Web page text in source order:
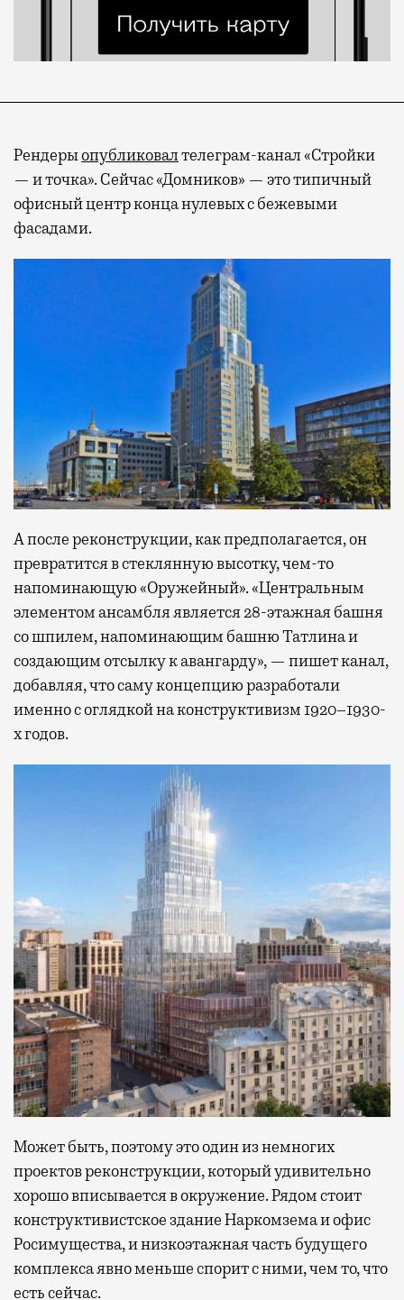
Рендерыопубликовалтелеграм-канал «Стройки
— и точка». Сейчас «Домников» — это типичный
офисный центр конца нулевых с бежевыми
фасадами.
А после реконструкции, как предполагается, он
превратится в стеклянную высотку, чем-то
напоминающую «Оружейный». «Центральным
элементом ансамбля является 28-этажная башня
со шпилем, напоминающим башню Татлина и
создающим отсылку к авангарду», — пишет канал,
добавляя, что саму концепцию разработали
именно с оглядкой на конструктивизм 1920–1930-
х годов.
Может быть, поэтому это один из немногих
проектов реконструкции, который удивительно
хорошо вписывается в окружение. Рядом стоит
конструктивистское здание Наркомзема и офис
Росимущества, и низкоэтажная часть будущего
комплекса явно меньше спорит с ними, чем то, что
есть сейчас.